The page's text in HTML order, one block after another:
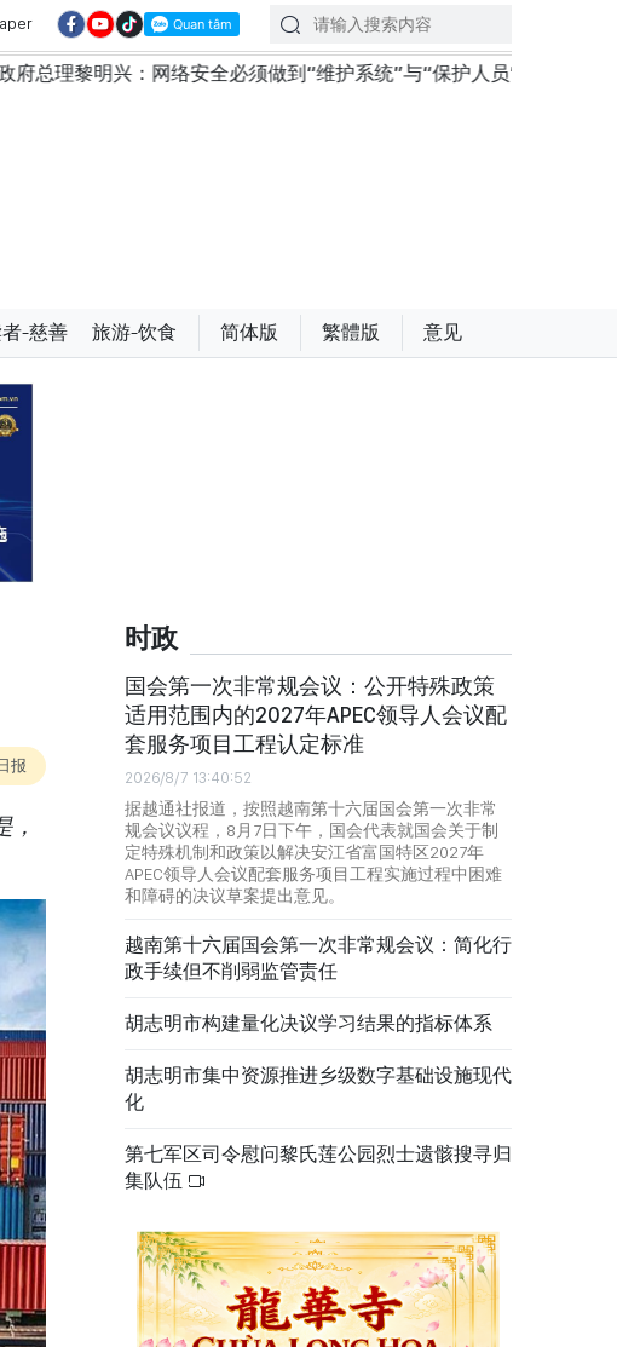
网络安全必须做到“维护系统”与“保护人员”紧密结合
-慈善 旅游-饮食 简体版 繁體版 意见
报
时政
国会第一次非常规会议：公开特殊政策
适用范围内的2027年APEC领导人会议配
套服务项目工程认定标准
2026/8/7 13:40:52
据越通社报道，按照越南第十六届国会第一次非常
规会议议程，8月7日下午，国会代表就国会关于制
定特殊机制和政策以解决安江省富国特区2027年
APEC领导人会议配套服务项目工程实施过程中困难
和障碍的决议草案提出意见。
越南第十六届国会第一次非常规会议：简化行
政手续但不削弱监管责任
胡志明市构建量化决议学习结果的指标体系
胡志明市集中资源推进乡级数字基础设施现代
化
第七军区司令慰问黎氏莲公园烈士遗骸搜寻归
集队伍